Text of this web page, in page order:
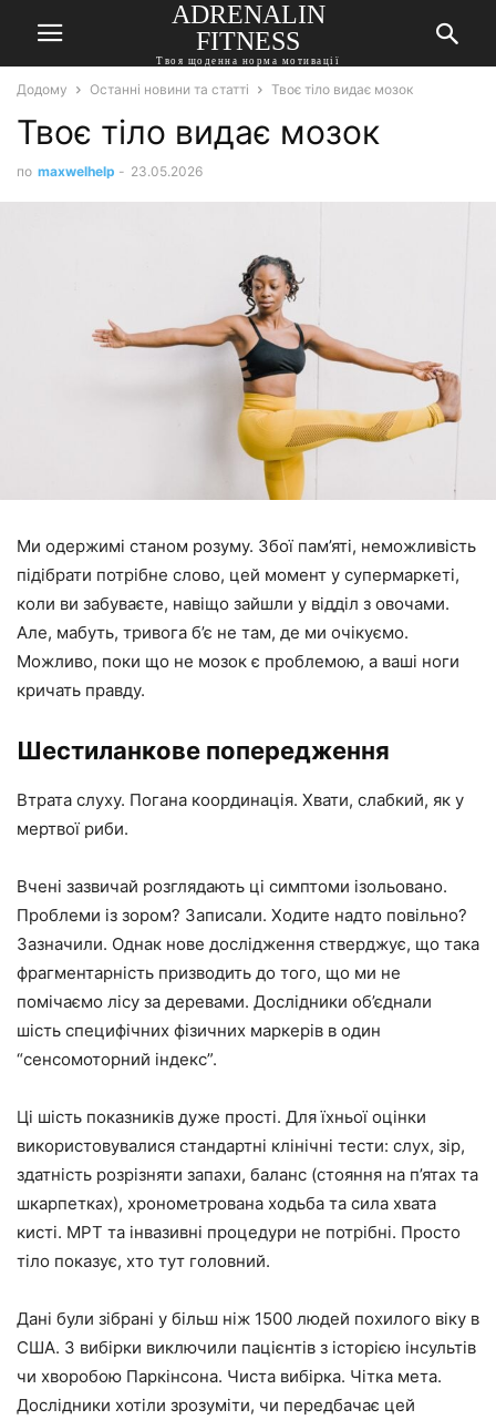
ADRENALIN
FITNESS
Твоя щоденна норма мотивації
Додому Останні новини та статті Твоє тіло видає мозок
Твоє тіло видає мозок
по maxwelhelp - 23.05.2026
Ми одержимі станом розуму. Збої пам’яті, неможливість
підібрати потрібне слово, цей момент у супермаркеті,
коли ви забуваєте, навіщо зайшли у відділ з овочами.
Але, мабуть, тривога б’є не там, де ми очікуємо.
Можливо, поки що не мозок є проблемою, а ваші ноги
кричать правду.
Шестиланкове попередження
Втрата слуху. Погана координація. Хвати, слабкий, як у
мертвої риби.
Вчені зазвичай розглядають ці симптоми ізольовано.
Проблеми із зором? Записали. Ходите надто повільно?
Зазначили. Однак нове дослідження стверджує, що така
фрагментарність призводить до того, що ми не
помічаємо лісу за деревами. Дослідники об’єднали
шість специфічних фізичних маркерів в один
“сенсомоторний індекс”.
Ці шість показників дуже прості. Для їхньої оцінки
використовувалися стандартні клінічні тести: слух, зір,
здатність розрізняти запахи, баланс (стояння на п’ятах та
шкарпетках), хронометрована ходьба та сила хвата
кисті. МРТ та інвазивні процедури не потрібні. Просто
тіло показує, хто тут головний.
Дані були зібрані у більш ніж 1500 людей похилого віку в
США. З вибірки виключили пацієнтів з історією інсультів
чи хворобою Паркінсона. Чиста вибірка. Чітка мета.
Дослідники хотіли зрозуміти, чи передбачає цей